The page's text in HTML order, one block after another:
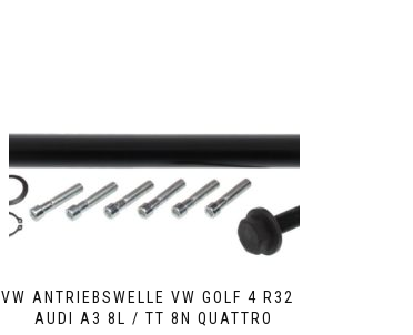
VW ANTRIEBSWELLE VW GOLF 4 R32 /
AUDI A3 8L / TT 8N QUATTRO